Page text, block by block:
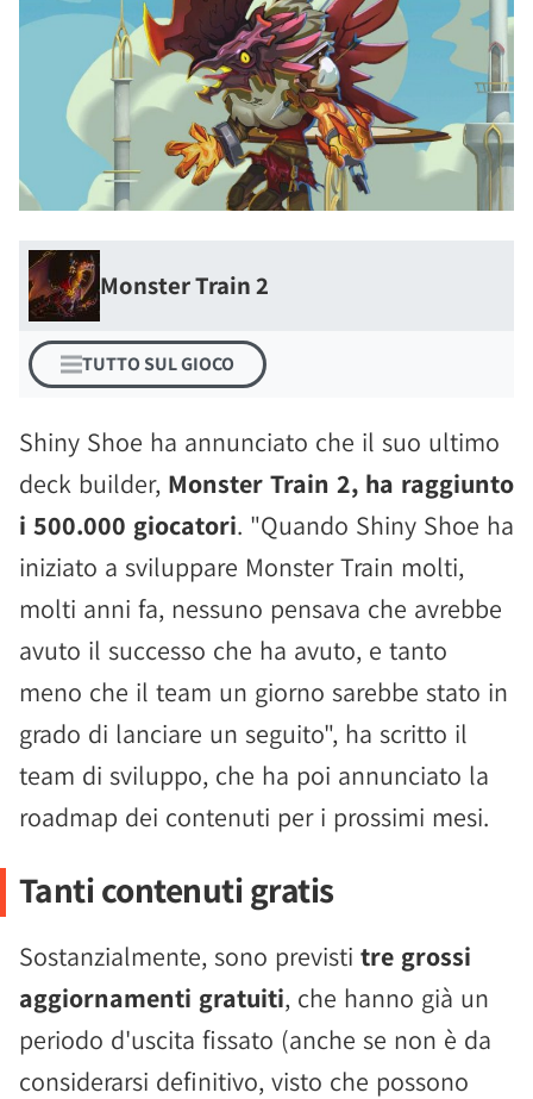
Monster Train 2
TUTTO SUL GIOCO
Shiny Shoe ha annunciato che il suo ultimo
deck builder, Monster Train 2, ha raggiunto
i 500.000 giocatori. "Quando Shiny Shoe ha
iniziato a sviluppare Monster Train molti,
molti anni fa, nessuno pensava che avrebbe
avuto il successo che ha avuto, e tanto
meno che il team un giorno sarebbe stato in
grado di lanciare un seguito", ha scritto il
team di sviluppo, che ha poi annunciato la
roadmap dei contenuti per i prossimi mesi.
Tanti contenuti gratis
Sostanzialmente, sono previsti tre grossi
aggiornamenti gratuiti, che hanno già un
periodo d'uscita fissato (anche se non è da
considerarsi definitivo, visto che possono